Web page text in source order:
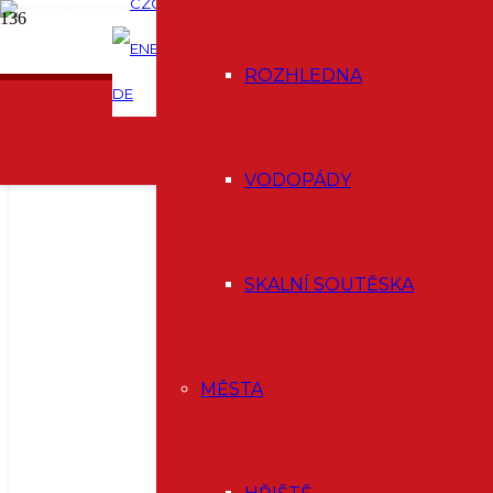
EN
DE
ROZHLEDNA
VODOPÁDY
SKALNÍ SOUTĚSKA
MĚSTA